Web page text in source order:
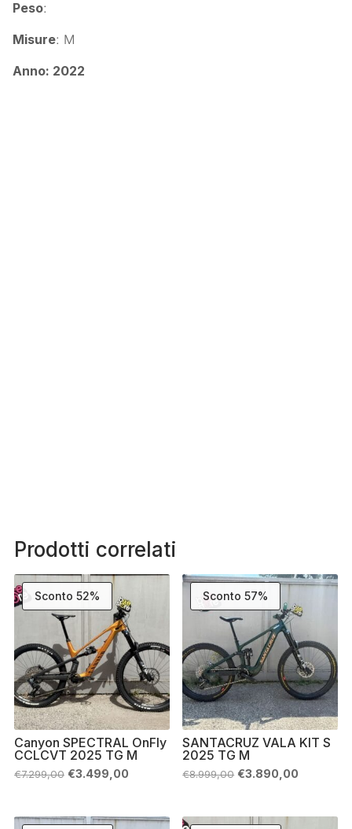
Peso:
Misure: M
Anno: 2022
Prodotti correlati
Sconto 52%
Canyon SPECTRAL OnFly
CCLCVT 2025 TG M
€7.299,00 Il
€7.299,00.
€3.499,00Il
€3.499,00.
Sconto 57%
SANTACRUZ VALA KIT S
2025 TG M
€8.999,00 Il
€8.999,00.
€3.890,00